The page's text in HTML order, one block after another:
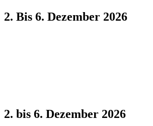
2. Bis 6. Dezember 2026
2. bis 6. Dezember 2026